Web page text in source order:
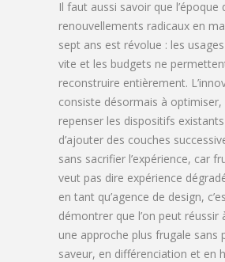
Il faut aussi savoir que l’époque
renouvellements radicaux en
sept ans est révolue : les
vite et les budgets ne
reconstruire entièrement.
consiste désormais à
repenser les dispositifs
d’ajouter des couches
sans sacrifier l’expérience, car
veut pas dire expérience
en tant qu’agence de design,
démontrer que l’on peut réussir
une approche plus frugale sans
saveur, en différenciation et en